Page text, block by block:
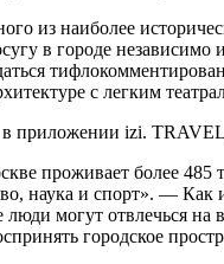
из наиболее
в городе
с легким
izi.
проживает более
наука и спорт». —
люди могут отвлечься
городское